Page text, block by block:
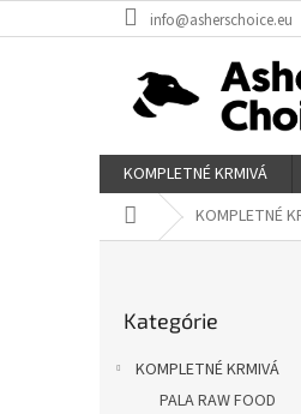
na
info@asherschoice.eu
KOMPLETNÉ KRMIVÁ
DomovKOMPLETNÉ
kategórie
Kategórie
KOMPLETNÉ KRMIVÁ
PALA RAW FOOD